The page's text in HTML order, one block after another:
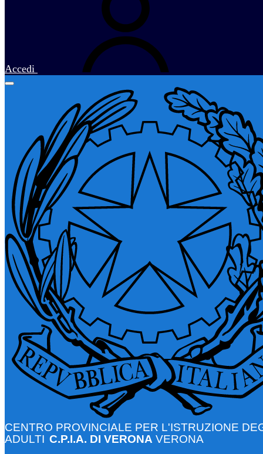
Accedi
CENTRO PROVINCIALE PER L'ISTRUZIONE
ADULTI C.P.I.A. DI VERONA VERONA